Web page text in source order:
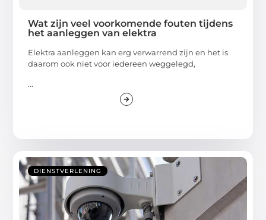
Wat zijn veel voorkomende fouten tijdens
het aanleggen van elektra
Elektra aanleggen kan erg verwarrend zijn en het is
daarom ook niet voor iedereen weggelegd,
...
DIENSTVERLENING